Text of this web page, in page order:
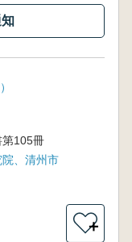
105冊
、清州市
＋